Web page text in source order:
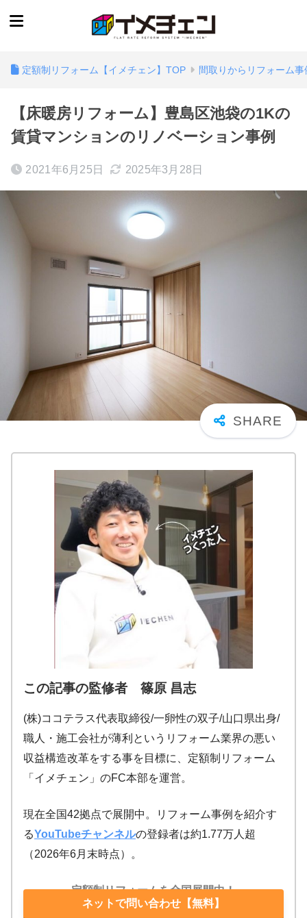
定額制リフォーム【イメチェン】TOP 間取りからリフォーム事
【床暖房リフォーム】豊島区池袋の1Kの
賃貸マンションのリノベーション事例
2021年6月25日 2025年3月28日
この記事の監修者 篠原 昌志
(株)ココテラス代表取締役/一卵性の双子/山口県出身/
職人・施工会社が薄利というリフォーム業界の悪い
収益構造改革をする事を目標に、定額制リフォーム
「イメチェン」のFC本部を運営。
現在全国42拠点で展開中。リフォーム事例を紹介す
るYouTubeチャンネルの登録者は約1.77万人超
（2026年6月末時点）。
定額制リフォームを全国展開中！
ネットで問い合わせ【無料】